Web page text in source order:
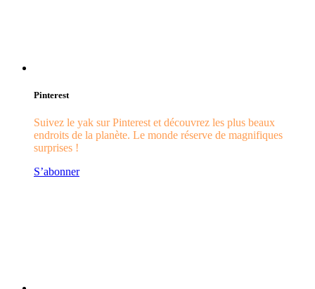
Pinterest
Suivez le yak sur Pinterest et découvrez les plus beaux
endroits de la planète. Le monde réserve de magnifiques
surprises !
S’abonner